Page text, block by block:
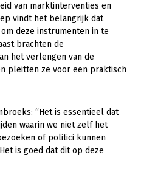
onderwijs
van marktinterventies en
vindt het belangrijk dat
deze instrumenten in te
brachten de
het verlengen van de
pleitten ze voor een praktisch
“Het is essentieel dat
waarin we niet zelf het
of politici kunnen
is goed dat dit op deze